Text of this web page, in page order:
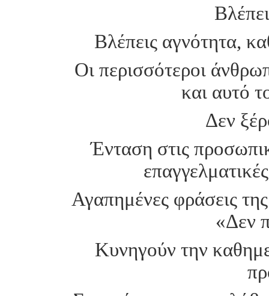
Βλέπεις αγνότητα,
Οι περισσότεροι
και αυτό
Δεν
Ένταση στις
Αγαπημένες φράσεις
«Δεν
Κυνηγούν την